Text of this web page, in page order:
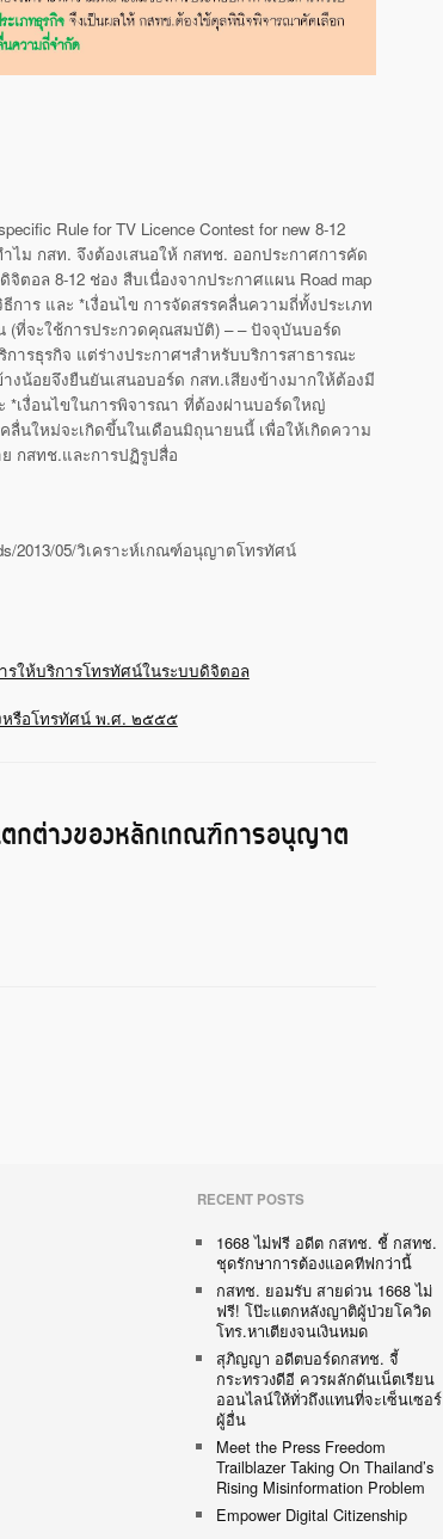
Rule for TV Licence Contest for new 8-12
ำไม กสท. จึงต้องเสนอให้ กสทช. ออกประกาศการคัด
ตอล 8-12 ช่อง สืบเนื่องจากประกาศแผน Road map
าร และ *เงื่อนไข การจัดสรรคลื่นความถี่ทั้งประเภท
(ที่จะใช้การประกวดคุณสมบัติ) – – ปัจจุบันบอร์ด
ารธุรกิจ แต่ร่างประกาศฯสำหรับบริการสาธารณะ
งน้อยจึงยืนยันเสนอบอร์ด กสท.เสียงข้างมากให้ต้องมี
*เงื่อนไขในการพิจารณา ที่ต้องผ่านบอร์ดใหญ่
นใหม่จะเกิดขึ้นในเดือนมิถุนายนนี้ เพื่อให้เกิดความ
กสทช.และการปฏิรูปสื่อ
2013/05/วิเคราะห์เกณฑ์อนุญาตโทรทัศน์
ให้บริการโทรทัศน์ในระบบดิจิตอล
หรือโทรทัศน์ พ.ศ. ๒๕๕๕
กต่างของหลักเกณฑ์การอนุญาต
RECENT POSTS
1668 ไม่ฟรี อดีต กสทช. ชี้ กสทช.
ชุดรักษาการต้องแอคทีฟกว่านี้
กสทช. ยอมรับ สายด่วน 1668 ไม่
ฟรี! โป๊ะแตกหลังญาติผู้ป่วยโควิด
โทร.หาเตียงจนเงินหมด
สุภิญญา อดีตบอร์ดกสทช. จี้
กระทรวงดีอี ควรผลักดันเน็ตเรียน
ออนไลน์ให้ทั่วถึงแทนที่จะเซ็นเซอร์
ผู้อื่น
Meet the Press Freedom
Trailblazer Taking On Thailand’s
Rising Misinformation Problem
Empower Digital Citizenship